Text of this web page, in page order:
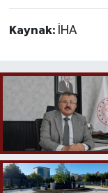
Kaynak: İHA